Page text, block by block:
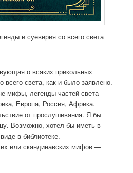
и суеверия со всего света
о всяких прикольных
всего света, как и было заявлено.
мифы, легенды частей света
Европа, Россия, Африка.
от прослушивания. Я бы
Возможно, хотел бы иметь в
в библиотеке.
или скандинавских мифов —